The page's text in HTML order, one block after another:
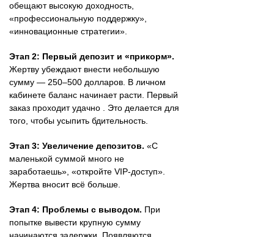
обещают высокую доходность,
«профессиональную поддержку»,
«инновационные стратегии».
Этап 2: Первый депозит и «прикорм».
Жертву убеждают внести небольшую
сумму — 250–500 долларов. В личном
кабинете баланс начинает расти. Первый
заказ проходит удачно . Это делается для
того, чтобы усыпить бдительность.
Этап 3: Увеличение депозитов. «С
маленькой суммой много не
заработаешь», «откройте VIP-доступ».
Жертва вносит всё больше.
Этап 4: Проблемы с выводом. При
попытке вывести крупную сумму